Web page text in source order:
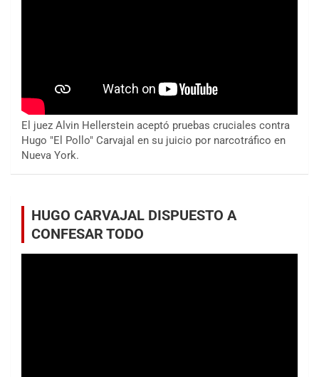
El juez Alvin Hellerstein aceptó pruebas cruciales contra
Hugo "El Pollo" Carvajal en su juicio por narcotráfico en
Nueva York.
HUGO CARVAJAL DISPUESTO A
CONFESAR TODO